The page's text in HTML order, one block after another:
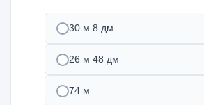
30 м 8 дм
26 м 48 дм
74 м